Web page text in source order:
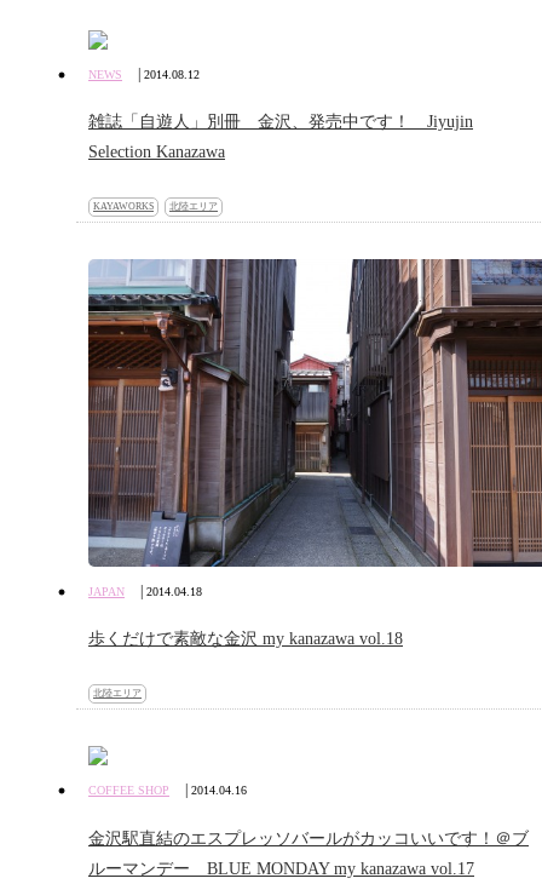
NEWS | 2014.08.12
雑誌「自遊人」別冊 金沢、発売中です！ Jiyujin
Selection Kanazawa
KAYAWORKS 北陸エリア
JAPAN | 2014.04.18
歩くだけで素敵な金沢 my kanazawa vol.18
北陸エリア
COFFEE SHOP 2014.04.16
金沢駅直結のエスプレッソバールがカッコいいです！＠ブ
ルーマンデー BLUE MONDAY my kanazawa vol.17